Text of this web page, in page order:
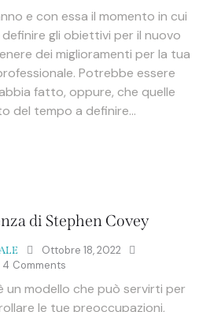
e con essa il momento in cui
gli obiettivi per il nuovo
dei miglioramenti per la tua
Potrebbe essere
fatto, oppure, che quelle
del tempo a definire…
di Stephen Covey
Ottobre 18, 2022
4 Comments
un modello che può servirti per
le tue preoccupazioni,